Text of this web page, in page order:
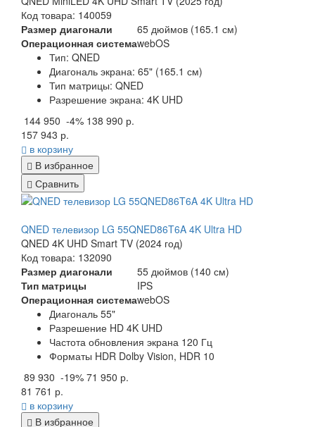
Код товара: 140059
Размер диагонали
65 дюймов (165.1 см)
Операционная системаwebOS
Тип: QNED
Диагональ экрана: 65" (165.1 см)
Тип матрицы: QNED
Разрешение экрана: 4K UHD
144 950 -4% 138 990 р.
157 943 р.
в корзину
В избранное
Сравнить
QNED телевизор LG 55QNED86T6A 4K Ultra HD
QNED 4K UHD Smart TV (2024 год)
Код товара: 132090
Размер диагонали
55 дюймов (140 см)
Тип матрицы
IPS
Операционная системаwebOS
Диагональ 55"
Разрешение HD 4K UHD
Частота обновления экрана 120 Гц
Форматы HDR Dolby Vision, HDR 10
89 930 -19% 71 950 р.
81 761 р.
в корзину
В избранное